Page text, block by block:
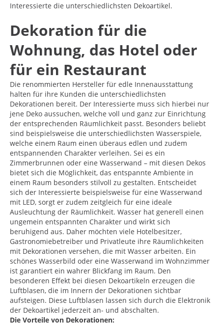
Interessierte die unterschiedlichsten Dekoartikel.
Dekoration für die
Wohnung, das Hotel oder
für ein Restaurant
Die renommierten Hersteller für edle Innenausstattung
halten für ihre Kunden die unterschiedlichsten
Dekorationen bereit. Der Interessierte muss sich hierbei nur
jene Deko aussuchen, welche voll und ganz zur Einrichtung
der entsprechenden Räumlichkeit passt. Besonders beliebt
sind beispielsweise die unterschiedlichsten Wasserspiele,
welche einem Raum einen überaus edlen und zudem
entspannenden Charakter verleihen. Sei es ein
Zimmerbrunnen oder eine Wasserwand – mit diesen Dekos
bietet sich die Möglichkeit, das entspannte Ambiente in
einem Raum besonders stilvoll zu gestalten. Entscheidet
sich der Interessierte beispielsweise für eine Wasserwand
mit LED, sorgt er zudem zeitgleich für eine ideale
Ausleuchtung der Räumlichkeit. Wasser hat generell einen
ungemein entspannten Charakter und wirkt sich
beruhigend aus. Daher möchten viele Hotelbesitzer,
Gastronomiebetreiber und Privatleute ihre Räumlichkeiten
mit Dekorationen versehen, die mit Wasser arbeiten. Ein
schönes Wasserbild oder eine Wasserwand im Wohnzimmer
ist garantiert ein wahrer Blickfang im Raum. Den
besonderen Effekt bei diesen Dekoartikeln erzeugen die
Luftblasen, die im Innern der Dekorationen sichtbar
aufsteigen. Diese Luftblasen lassen sich durch die Elektronik
der Dekoartikel jederzeit an- und abschalten.
Die Vorteile von Dekorationen: